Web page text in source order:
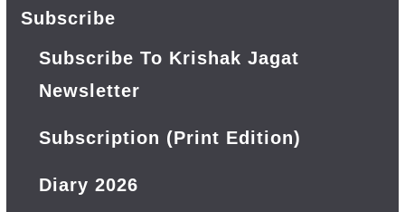
Subscribe
Subscribe To Krishak Jagat
Newsletter
Subscription (Print Edition)
Diary 2026